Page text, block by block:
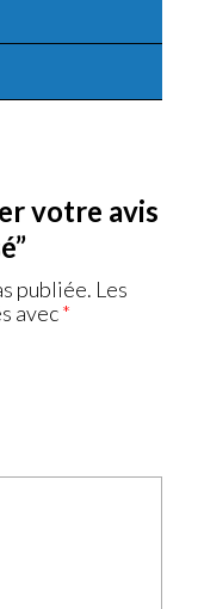
votre avis
publiée. Les
avec*